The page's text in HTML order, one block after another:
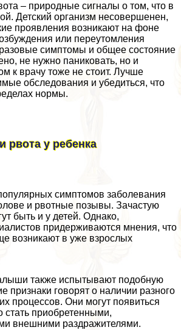
– природные сигналы о том, что в
Детский организм несовершенен,
проявления возникают на фоне
или переутомления
симптомы и общее состояние
не нужно паниковать, но и
к врачу тоже не стоит. Лучше
обследования и убедиться, что
нормы.
рвота у ребенка
симптомов заболевания
и рвотные позывы. Зачастую
быть и у детей. Однако,
придерживаются мнения, что
возникают в уже взрослых
также испытывают подобную
признаки говорят о наличии разного
процессов. Они могут появиться
стать приобретенными,
внешними раздражителями.